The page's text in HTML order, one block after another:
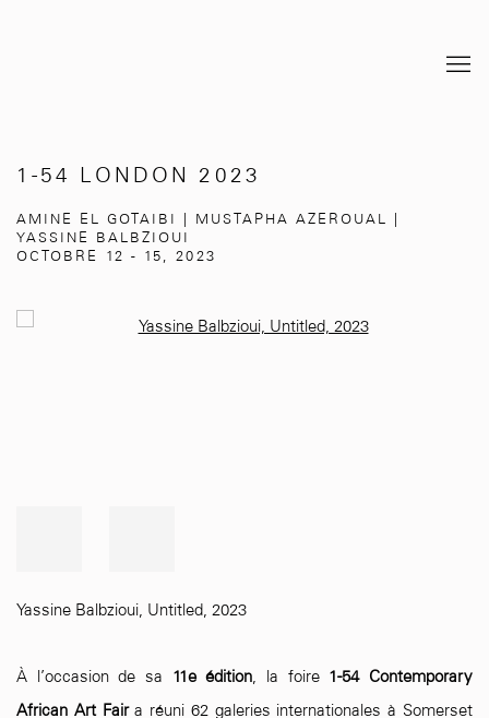
1-54 LONDON 2023
AMINE EL GOTAIBI | MUSTAPHA AZEROUAL |
YASSINE BALBZIOUI
OCTOBRE 12 - 15, 2023
Open a larger version of the following image in a popup:
Yassine Balbzioui, Untitled, 2023
À l’occasion de sa 11e édition, la foire 1-54 Contemporary
African Art Faira réuni 62 galeries internationales à Somerset